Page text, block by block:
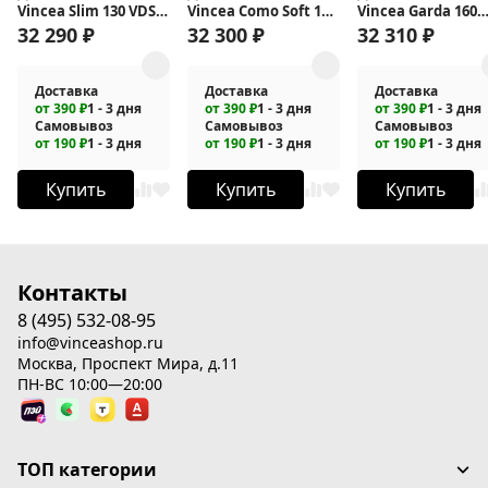
Vincea Slim 130 VDS-
6SL130CL
32 290 ₽
Доставка
от 390 ₽1 - 3 дня
Самовывоз
от 190 ₽1 - 3 дня
Купить
Vincea Como Soft 140
VDS-1CS140CLB
32 300 ₽
Доставка
от 390 ₽1 - 3 дня
Самовывоз
от 190 ₽1 - 3 дня
Купить
Vincea Garda 160
VDS-1G160CL
32 310 ₽
Доставка
от 390 ₽1 - 3 дня
Самовывоз
от 190 ₽1 - 3 дня
Купить
Контакты
8 (495) 532-08-95
info@vinceashop.ru
Москва, Проспект Мира, д.11
ПН-ВС 10:00—20:00
ТОП категории